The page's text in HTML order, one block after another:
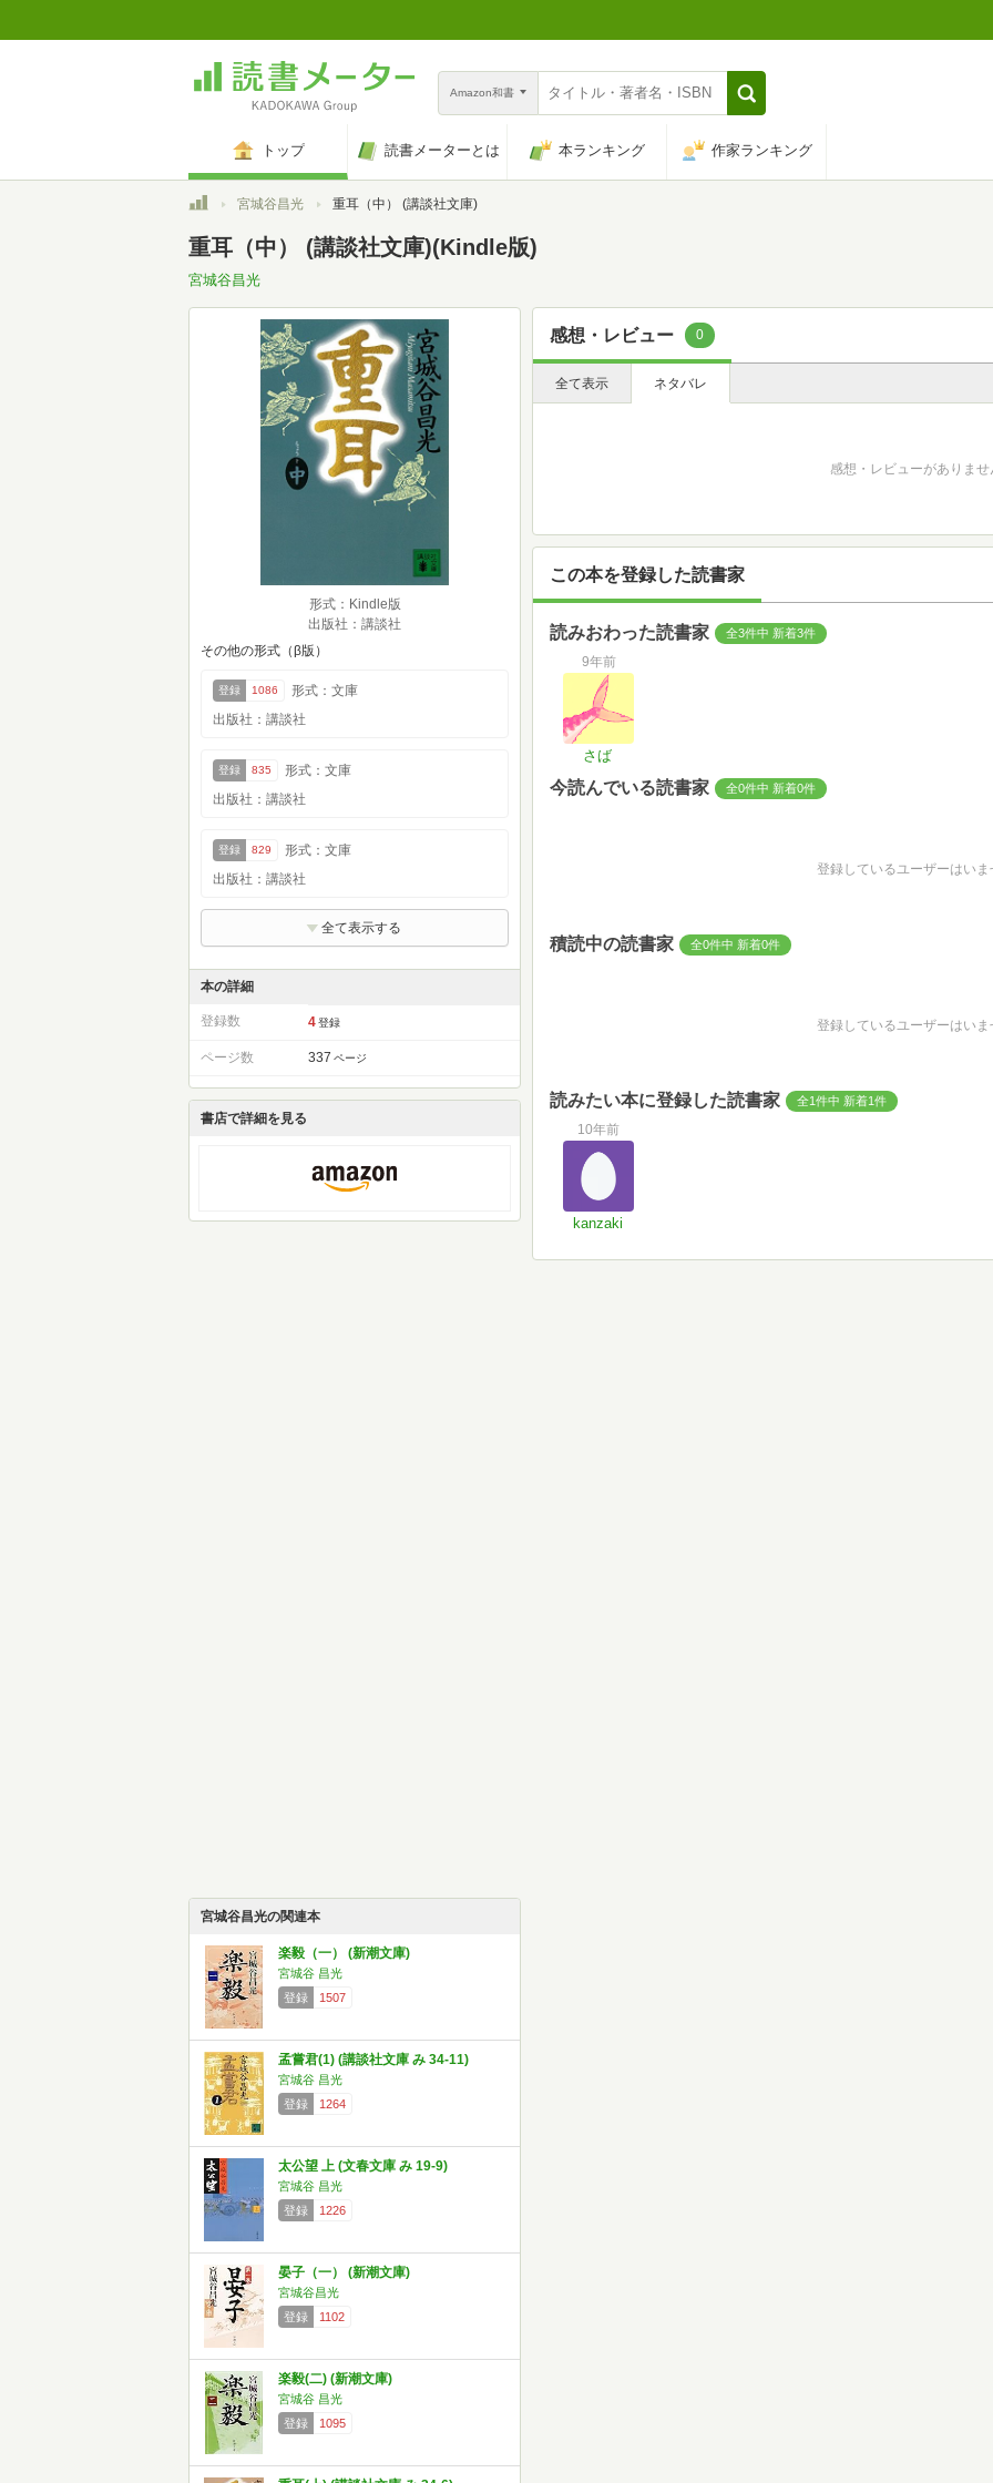
Amazon和書
トップ 読書メーターとは 本ランキング 作家ランキング
トップ宮城谷昌光 重耳（中） (講談社文庫)
重耳（中） (講談社文庫)(Kindle版)
宮城谷昌光
形式：Kindle版
出版社：講談社
その他の形式（β版）
登録 1086
形式：文庫
出版社：講談社
登録 835
形式：文庫
出版社：講談社
登録 829
形式：文庫
出版社：講談社
全て表示する
本の詳細
登録数 4 登録
ページ数 337 ページ
書店で詳細を見る
宮城谷昌光の関連本
楽毅（一） (新潮文庫)
宮城谷 昌光
登録
1507
孟嘗君(1) (講談社文庫 み 34-11)
宮城谷 昌光
登録
1264
太公望 上 (文春文庫 み 19-9)
宮城谷 昌光
登録
1226
晏子（一） (新潮文庫)
宮城谷昌光
登録
1102
楽毅(二) (新潮文庫)
宮城谷 昌光
登録
1095
感想・レビュー 0
全て表示 ネタバレ
感想・レビューがありませ
この本を登録した読書家
読みおわった読書家 全3件中 新着3件
9年前
さば
今読んでいる読書家 全0件中 新着0件
登録しているユーザーはいま
積読中の読書家 全0件中 新着0件
登録しているユーザーはいま
読みたい本に登録した読書家 全1件中 新着1件
10年前
kanzaki